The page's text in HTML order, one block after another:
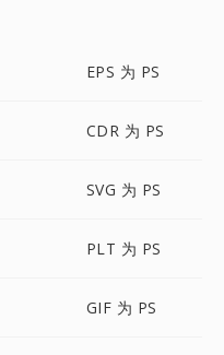
EPS 为 PS
CDR 为 PS
SVG 为 PS
PLT 为 PS
GIF 为 PS